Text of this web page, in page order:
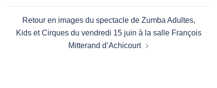
Retour en images du spectacle de Zumba Adultes,
Kids et Cirques du vendredi 15 juin à la salle François
Mitterand d’Achicourt